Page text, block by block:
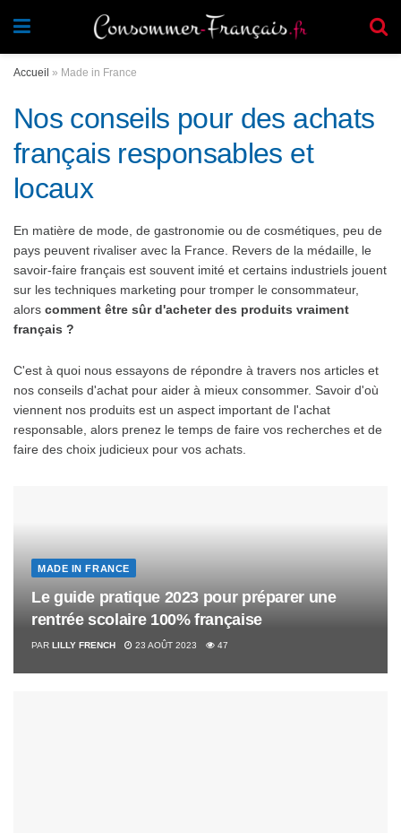
Accueil » Made in France
Nos conseils pour des achats
français responsables et
locaux
En matière de mode, de gastronomie ou de cosmétiques, peu de
pays peuvent rivaliser avec la France. Revers de la médaille, le
savoir-faire français est souvent imité et certains industriels jouent
sur les techniques marketing pour tromper le consommateur,
alors comment être sûr d'acheter des produits vraiment
français ?
C'est à quoi nous essayons de répondre à travers nos articles et
nos conseils d'achat pour aider à mieux consommer. Savoir d'où
viennent nos produits est un aspect important de l'achat
responsable, alors prenez le temps de faire vos recherches et de
faire des choix judicieux pour vos achats.
MADE IN FRANCE
Le guide pratique 2023 pour préparer une
rentrée scolaire 100% française
PAR LILLY FRENCH 23 AOÛT 2023 47